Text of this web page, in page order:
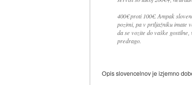
400€ proti 100€. Ampak
pozimi, pa v prtljažniku imate
da se vozite do vaške
predrago.
Opis slovencelnov je izjemno